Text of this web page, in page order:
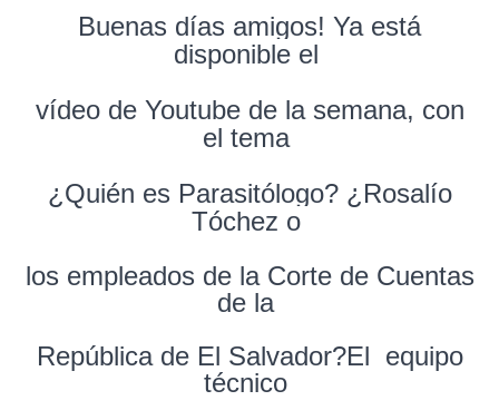
Buenas días amigos! Ya está
disponible el
vídeo de Youtube de la semana, con
el tema
¿Quién es Parasitólogo? ¿Rosalío
Tóchez o
los empleados de la Corte de Cuentas
de la
República de El Salvador?El equipo
técnico